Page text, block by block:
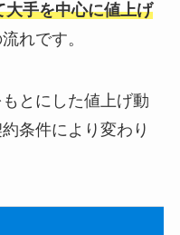
大手を中心に値上げ
れです。
とにした値上げ動
条件により変わり